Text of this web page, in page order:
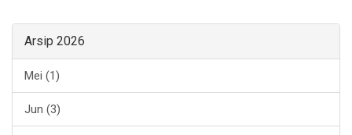
Arsip 2026
Mei (1)
Jun (3)